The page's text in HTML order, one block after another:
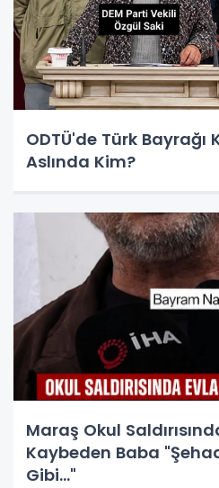
ODTÜ'de Türk Bayrağı
Aslında Kim?
Maraş Okul
Kaybeden Baba
Gibi..."